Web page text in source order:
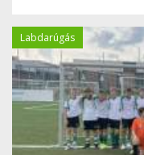
Labdarúgás